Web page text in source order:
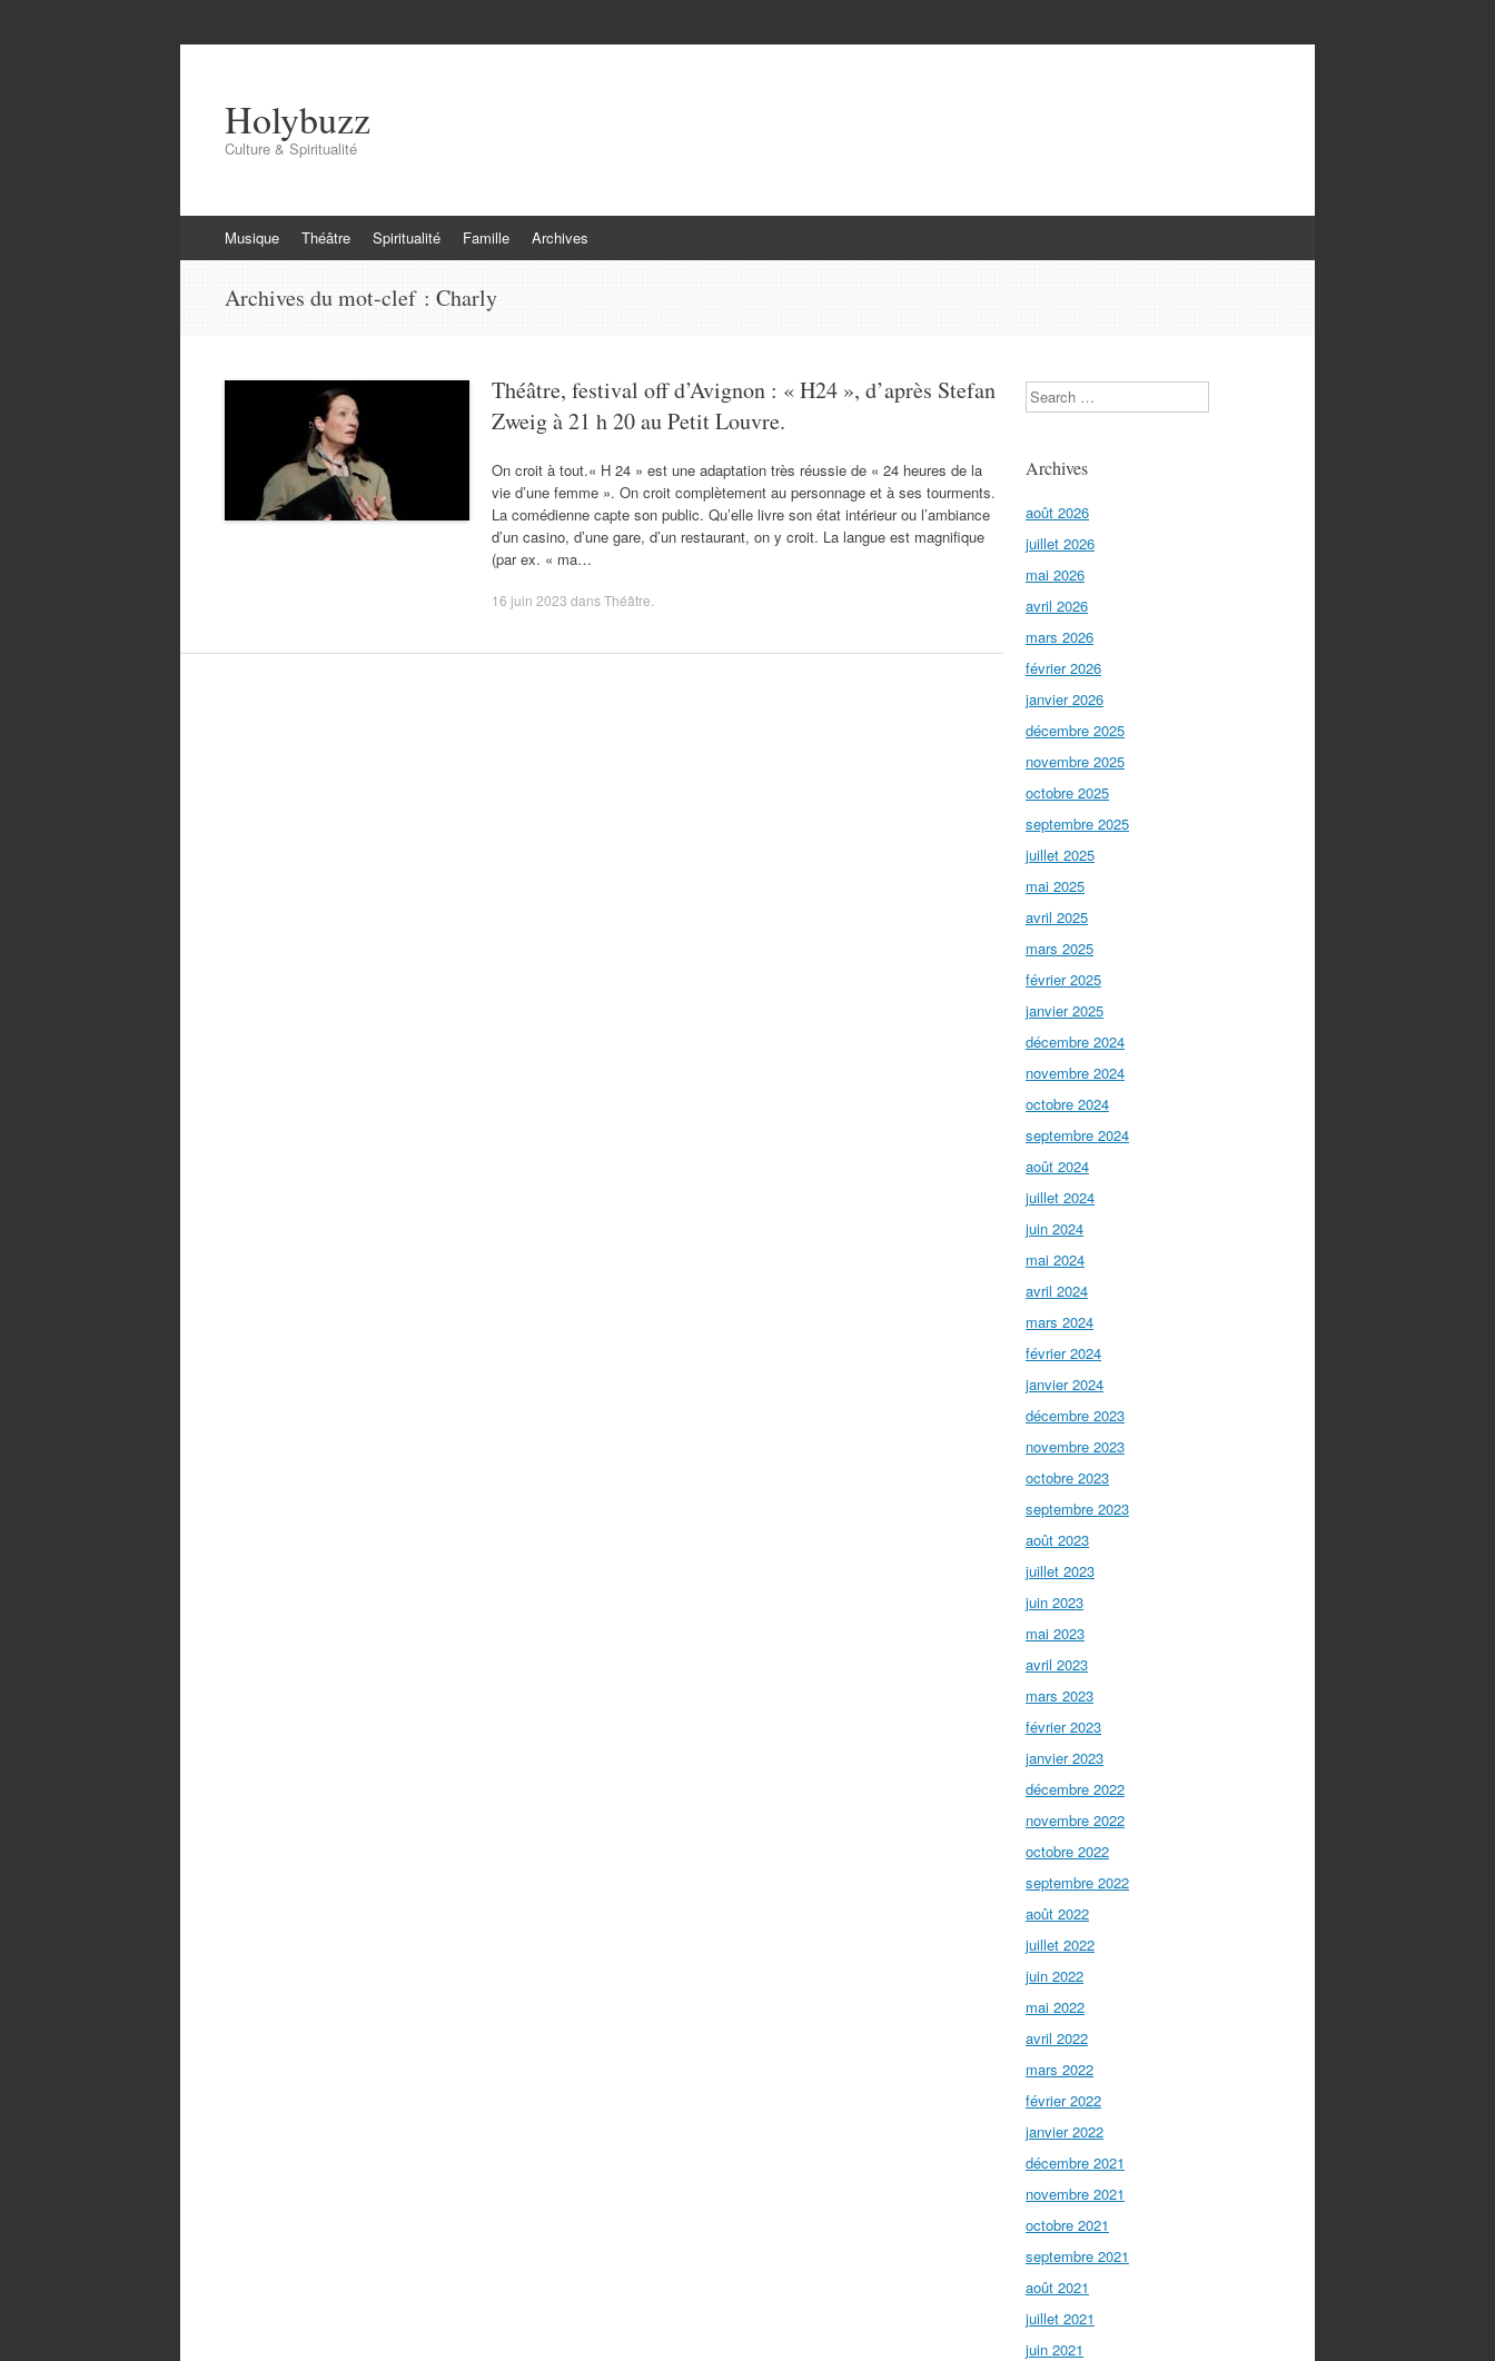
Holybuzz
Culture & Spiritualité
au
Musique Théâtre Spiritualité Famille Archives
Archives du mot-clef : Charly
Théâtre, festival off d’Avignon : « H24 », d’après Stefan
Zweig à 21 h 20 au Petit Louvre.
On croit à tout.« H 24 » est une adaptation très réussie de « 24 heures de la
vie d’une femme ». On croit complètement au personnage et à ses tourments.
La comédienne capte son public. Qu’elle livre son état intérieur ou l’ambiance
d’un casino, d’une gare, d’un restaurant, on y croit. La langue est magnifique
(par ex. « ma…
16 juin 2023 dansThéâtre
Search
Archives
août 2026
juillet 2026
mai 2026
avril 2026
mars 2026
février 2026
janvier 2026
décembre 2025
novembre 2025
octobre 2025
septembre 2025
juillet 2025
mai 2025
avril 2025
mars 2025
février 2025
janvier 2025
décembre 2024
novembre 2024
octobre 2024
septembre 2024
août 2024
juillet 2024
juin 2024
mai 2024
avril 2024
mars 2024
février 2024
janvier 2024
décembre 2023
novembre 2023
octobre 2023
septembre 2023
août 2023
juillet 2023
juin 2023
mai 2023
avril 2023
mars 2023
février 2023
janvier 2023
décembre 2022
novembre 2022
octobre 2022
septembre 2022
août 2022
juillet 2022
juin 2022
mai 2022
avril 2022
mars 2022
février 2022
janvier 2022
décembre 2021
novembre 2021
octobre 2021
septembre 2021
août 2021
juillet 2021
juin 2021